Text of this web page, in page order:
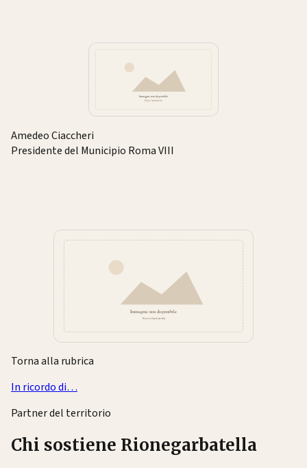
Amedeo Ciaccheri
Presidente del Municipio Roma VIII
Torna alla rubrica
In ricordo di…
Partner del territorio
Chi sostiene Rionegarbatella